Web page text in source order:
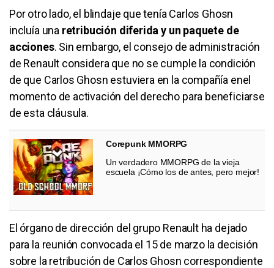
Por otro lado, el blindaje que tenía Carlos Ghosn
incluía una retribución diferida y un paquete de
acciones. Sin embargo, el consejo de administración
de Renault considera que no se cumple la condición
de que Carlos Ghosn estuviera en la compañía enel
momento de activación del derecho para beneficiarse
de esta cláusula.
Corepunk MMORPG
Un verdadero MMORPG de la vieja
escuela ¡Cómo los de antes, pero mejor!
El órgano de dirección del grupo Renault ha dejado
para la reunión convocada el 15 de marzo la decisión
sobre la retribución de Carlos Ghosn correspondiente